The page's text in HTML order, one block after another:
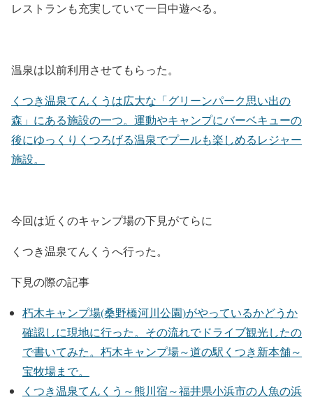
レストランも充実していて一日中遊べる。
温泉は以前利用させてもらった。
くつき温泉てんくうは広大な「グリーンパーク思い出の
森」にある施設の一つ。運動やキャンプにバーベキューの
後にゆっくりくつろげる温泉でプールも楽しめるレジャー
施設。
今回は近くのキャンプ場の下見がてらに
くつき温泉てんくうへ行った。
下見の際の記事
朽木キャンプ場(桑野橋河川公園)がやっているかどうか
確認しに現地に行った。その流れでドライブ観光したの
で書いてみた。朽木キャンプ場～道の駅くつき新本舗～
宝牧場まで。
くつき温泉てんくう～熊川宿～福井県小浜市の人魚の浜